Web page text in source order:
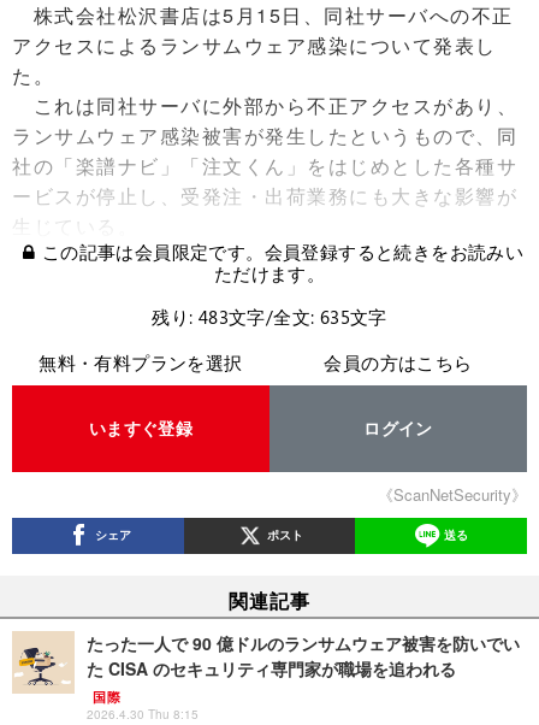
株式会社松沢書店は5月15日、同社サーバへの不正
アクセスによるランサムウェア感染について発表し
た。
これは同社サーバに外部から不正アクセスがあり、
ランサムウェア感染被害が発生したというもので、同
社の「楽譜ナビ」「注文くん」をはじめとした各種サ
ービスが停止し、受発注・出荷業務にも大きな影響が
生じている。
この記事は会員限定です。会員登録すると続きをお読みい
ただけます。
残り: 483文字/全文: 635文字
無料・有料プランを選択
いますぐ登録
会員の方はこちら
ログイン
《ScanNetSecurity》
シェア ポスト 送る
関連記事
たった一人で 90 億ドルのランサムウェア被害を防いでい
た CISA のセキュリティ専門家が職場を追われる
国際
2026.4.30 Thu 8:15